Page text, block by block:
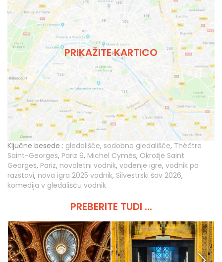
PRIKAŽITE KARTICO
Ključne besede : gledališče, sodobno gledališče, Théâtre
Saint-Georges, Pariz 9, Michel Cymès, Okrožje Saint
Georges, Pariz, novoletni vodnik, vodenje igre, vodnik po
razstavi, nova igra 2025 vodnik, Silvestrski šov 2026,
komedija v gledališču vodnik
PREBERITE TUDI ...